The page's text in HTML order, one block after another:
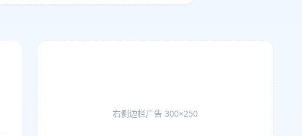
右侧边栏广告 300×250